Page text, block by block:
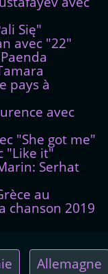
Się"
avec "22"
pays à
avec
"She got me"
"Like it"
Serhat
au
chanson 2019
Allemagne